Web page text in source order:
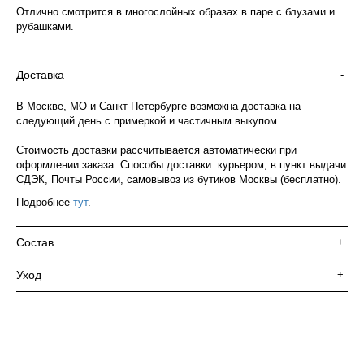
Отлично смотрится в многослойных образах в паре с блузами и
рубашками.
Доставка -
В Москве, МО и Санкт-Петербурге возможна доставка на
следующий день с примеркой и частичным выкупом.
Стоимость доставки рассчитывается автоматически при
оформлении заказа. Способы доставки: курьером, в пункт выдачи
СДЭК, Почты России, самовывоз из бутиков Москвы (бесплатно).
Подробнее тут.
Состав +
Уход +